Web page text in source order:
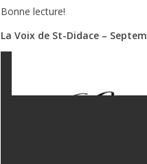
Bonne lecture!
La Voix de St-Didace –